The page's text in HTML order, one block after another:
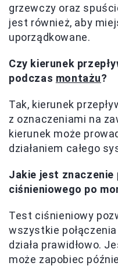
grzewczy oraz
jest również, aby
uporządkowane.
Czy kierunek
podczas montażu?
Tak, kierunek
z oznaczeniami na
kierunek może
działaniem całego
Jakie jest
ciśnieniowego po
Test ciśnieniowy
wszystkie
działa prawidłowo.
może zapobiec